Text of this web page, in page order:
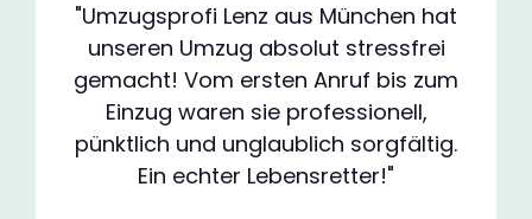
"Umzugsprofi Lenz aus München hat
unseren Umzug absolut stressfrei
gemacht! Vom ersten Anruf bis zum
Einzug waren sie professionell,
pünktlich und unglaublich sorgfältig.
Ein echter Lebensretter!"